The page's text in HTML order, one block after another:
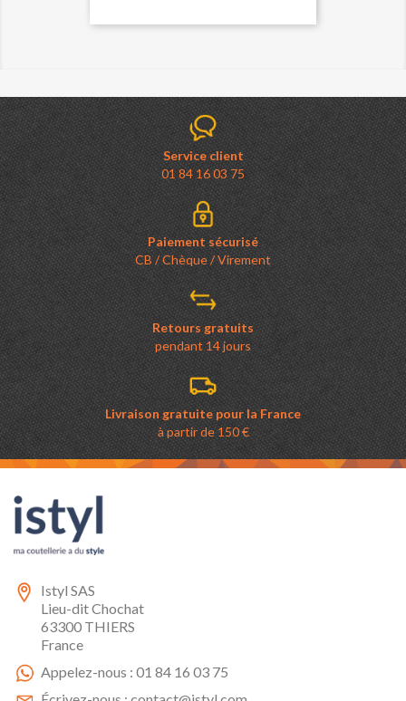
Service client
01 84 16 03 75
Paiement sécurisé
CB / Chèque / Virement
Retours gratuits
pendant 14 jours
Livraison gratuite pour la France
à partir de 150 €
Istyl SAS
Lieu-dit Chochat
63300 THIERS
France
Appelez-nous : 01 84 16 03 75